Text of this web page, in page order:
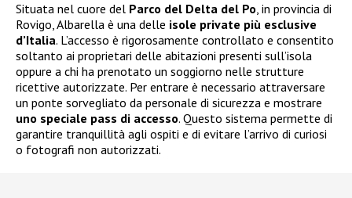
Situata nel cuore del Parco del Delta del Po, in provincia di
Rovigo, Albarella è una delle isole private più esclusive
d’Italia. L’accesso è rigorosamente controllato e consentito
soltanto ai proprietari delle abitazioni presenti sull’isola
oppure a chi ha prenotato un soggiorno nelle strutture
ricettive autorizzate. Per entrare è necessario attraversare
un ponte sorvegliato da personale di sicurezza e mostrare
uno speciale pass di accesso. Questo sistema permette di
garantire tranquillità agli ospiti e di evitare l’arrivo di curiosi
o fotografi non autorizzati.